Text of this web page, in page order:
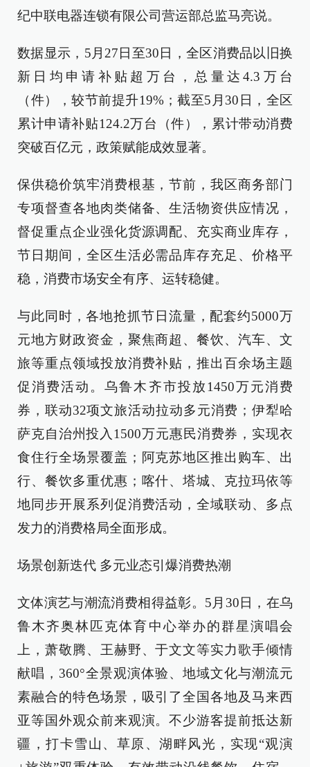
纪中联电器连锁有限公司营运部总监马亮说。
数据显示，5月27日至30日，全区消费品以旧换
新日均申请补贴超万台，总量达4.3万台
（件），较节前提升19%；截至5月30日，全区
累计申请补贴124.2万台（件），累计带动消费
突破百亿元，政策赋能成效显著。
保供稳价筑牢消费根基，节前，我区商务部门
专项督查各地肉类储备、生活物资供应情况，
督促重点企业强化货源调配、充实商业库存，
节日期间，全区生活必需品库存充足、价格平
稳，消费市场安全有序、运转稳健。
与此同时，各地抢抓节日流量，配套约5000万
元地方财政资金，聚焦商超、餐饮、汽车、文
旅等重点领域投放消费补贴，推出百余场主题
促消费活动。乌鲁木齐市投放1450万元消费
券，联动32项文旅活动拉动多元消费；伊犁哈
萨克自治州投入1500万元惠民消费券，实现衣
食住行全场景覆盖；阿克苏地区推出购车、出
行、餐饮多重优惠；喀什、塔城、克拉玛依等
地同步开展系列促消费活动，全域联动、多点
发力的消费格局全面形成。
场景创新迭代 多元业态引爆消费热潮
文体演艺与潮流消费相得益彰。5月30日，在乌
鲁木齐奥林匹克体育中心举办的群星演唱会
上，萧敬腾、王赫野、于文文等实力歌手倾情
献唱，360°全景观演体验、地域文化与潮流元
素融合的特色场景，吸引了全国各地及马来西
亚等国外观众前来观演。不少游客提前抵达新
疆，打卡雪山、草原、湖畔风光，实现“观演